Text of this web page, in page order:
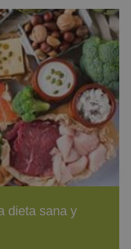
dieta sana y